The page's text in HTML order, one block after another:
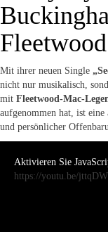
Mit ihrer neuen Single
nicht nur musikalisch,
mit Fleetwood-Mac-
aufgenommen hat, ist
und persönlicher
Aktivieren Sie
https://youtu.be/